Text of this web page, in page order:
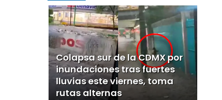
Colapsa sur de la CDMX por
inundaciones tras fuertes
lluvias este viernes, toma
rutas alternas